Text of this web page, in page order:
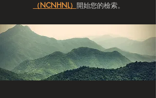
（NCNHNL） 開始您的檢索。